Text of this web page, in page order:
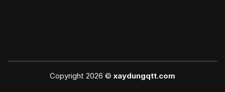
Copyright 2026 © xaydungqtt.com